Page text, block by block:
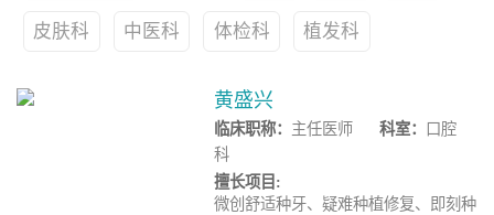
皮肤科 中医科 体检科 植发科
黄盛兴
临床职称： 主任医师 科室：
口腔
科
擅长项目:
微创舒适种牙、疑难种植修复、即刻种